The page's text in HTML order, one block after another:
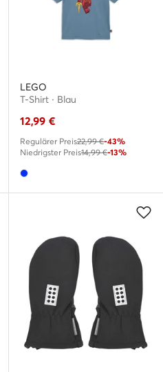
LEGO
T-Shirt · Blau
12,99 €
Regulärer Preis22,99 €-43%
Niedrigster Preis14,99 €-13%